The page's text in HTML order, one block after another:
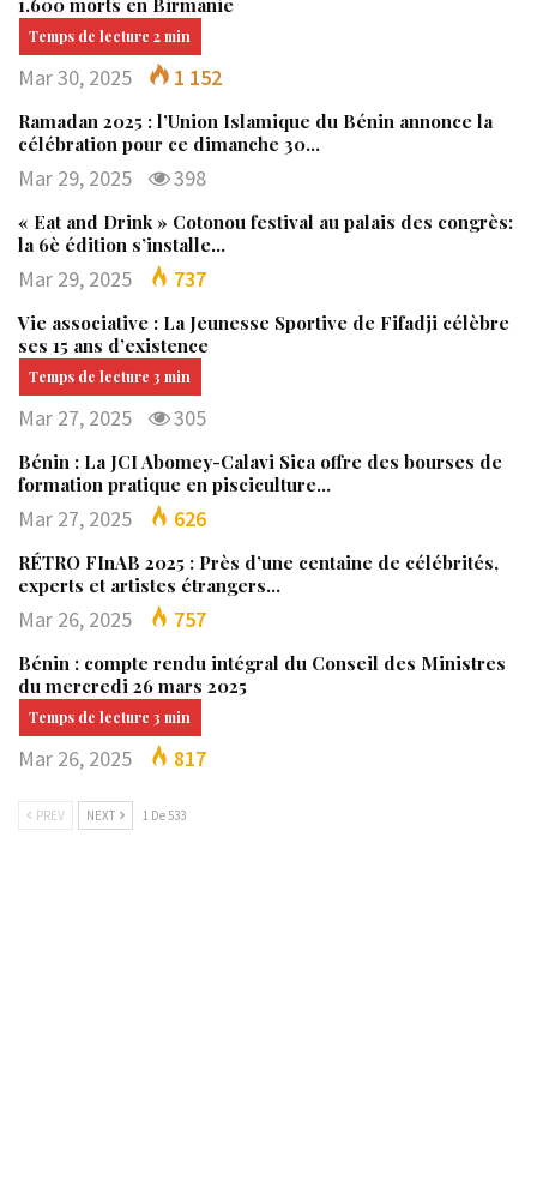
1.600 morts en Birmanie
Mar 30, 2025 1 152
Ramadan 2025 : l’Union Islamique du Bénin annonce la
célébration pour ce dimanche 30…
Mar 29, 2025 398
« Eat and Drink » Cotonou festival au palais des congrès:
la 6è édition s’installe…
Mar 29, 2025 737
Vie associative : La Jeunesse Sportive de Fifadji célèbre
ses 15 ans d’existence
Mar 27, 2025 305
Bénin : La JCI Abomey-Calavi Sica offre des bourses de
formation pratique en pisciculture…
Mar 27, 2025 626
RÉTRO FInAB 2025 : Près d’une centaine de célébrités,
experts et artistes étrangers…
Mar 26, 2025 757
Bénin : compte rendu intégral du Conseil des Ministres
du mercredi 26 mars 2025
Mar 26, 2025 817
PREV NEXT 1 De 533